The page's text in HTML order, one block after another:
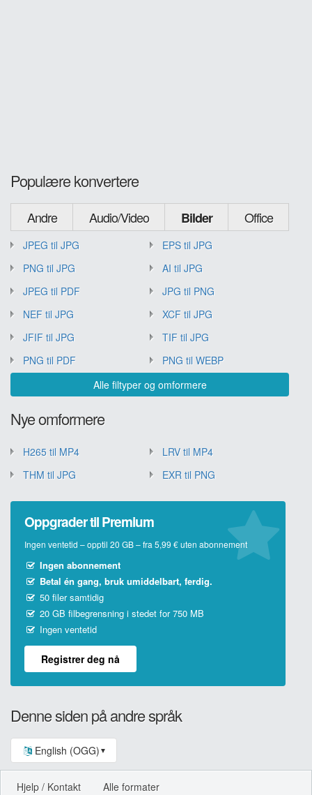
Populære konvertere
Andre Audio/Video Bilder Office
JPEG til JPG
EPS til JPG
PNG til JPG
AI til JPG
JPEG til PDF
JPG til PNG
NEF til JPG
XCF til JPG
JFIF til JPG
TIF til JPG
PNG til PDF
PNG til WEBP
Alle filtyper og omformere
Nye omformere
H265 til MP4
LRV til MP4
THM til JPG
EXR til PNG
Oppgrader til Premium
Ingen ventetid – opptil 20 GB – fra 5,99 € uten abonnement
Ingen abonnement
Betal én gang, bruk umiddelbart, ferdig.
50 filer samtidig
20 GB filbegrensning i stedet for 750 MB
Ingen ventetid
Registrer deg nå
Denne siden på andre språk
English (OGG) ▼
Hjelp / Kontakt Alle formater